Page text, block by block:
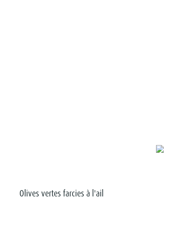
Olives vertes farcies à l'ail